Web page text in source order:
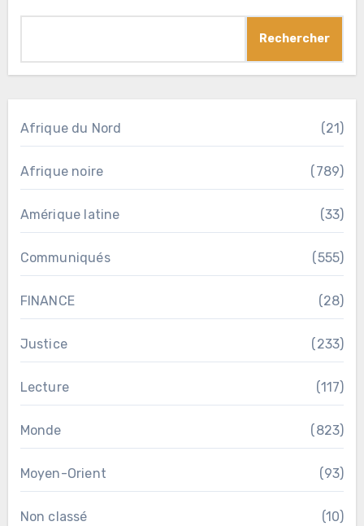
Rechercher
Afrique du Nord (21)
Afrique noire (789)
Amérique latine (33)
Communiqués (555)
FINANCE (28)
Justice (233)
Lecture (117)
Monde (823)
Moyen-Orient (93)
Non classé (10)